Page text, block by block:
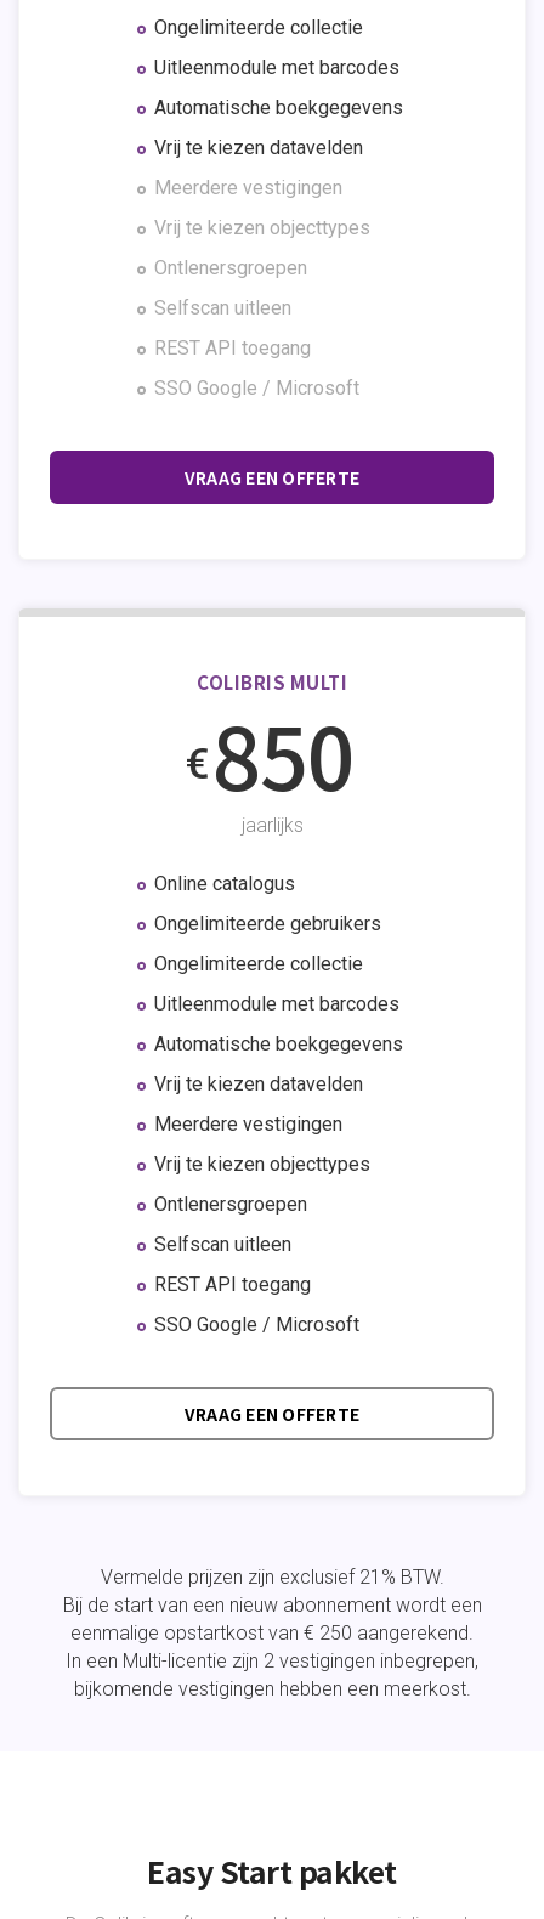
Ongelimiteerde collectie
Uitleenmodule met barcodes
Automatische boekgegevens
Vrij te kiezen datavelden
Meerdere vestigingen
Vrij te kiezen objecttypes
Ontlenersgroepen
Selfscan uitleen
REST API toegang
SSO Google / Microsoft
VRAAG EEN OFFERTE
COLIBRIS MULTI
€850
jaarlijks
Online catalogus
Ongelimiteerde gebruikers
Ongelimiteerde collectie
Uitleenmodule met barcodes
Automatische boekgegevens
Vrij te kiezen datavelden
Meerdere vestigingen
Vrij te kiezen objecttypes
Ontlenersgroepen
Selfscan uitleen
REST API toegang
SSO Google / Microsoft
VRAAG EEN OFFERTE
Vermelde prijzen zijn exclusief 21% BTW.
Bij de start van een nieuw abonnement wordt een
eenmalige opstartkost van € 250 aangerekend.
In een Multi-licentie zijn 2 vestigingen inbegrepen,
bijkomende vestigingen hebben een meerkost.
Easy Start pakket